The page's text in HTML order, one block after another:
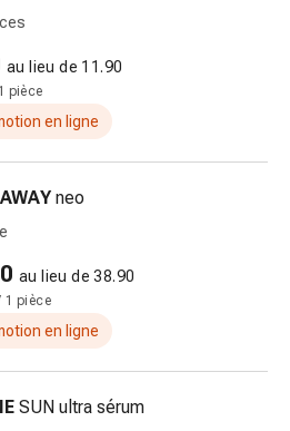
au lieu de 11.90
pièce
en ligne
neo
au lieu de 38.90
1 pièce
en ligne
SUN ultra sérum